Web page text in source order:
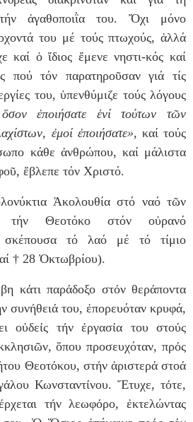
ἀγαθοποιῒα του. Ὄχι μόνο
του μέ τούς πτωχούς, ἀλλά
καί ὁ ἴδιος ἔμενε νηστι-κός καί
πού τόν παρατηροῦσαν γιά τίς
του, ὑπενθύμιζε τούς λόγους
ἐποιήσατε ἑνί τούτων τῶν
ἐμοί ἐποιήσατε», καί τούς
κάθε ἀνθρώπου, καί μάλιστα
ἔβλεπε τόν Χριστό.
Ἀκολουθία στό ναό τῶν
τήν Θεοτόκο στόν οὐρανό
σκέπουσα τό λαό μέ τό τίμιο
† 28 Ὀκτωβρίου).
κάτι παράδοξο στόν θεράποντα
συνήθειά του, ἐπορευόταν κρυφά,
οὐδείς τήν ἐργασία του στούς
ὅπου προσευχόταν, πρός
Θεοτόκου, στήν ἀριστερά στοά
Κωνσταντίνου. Ἔτυχε, τότε,
τήν λεωφόρο, ἐκτελώντας